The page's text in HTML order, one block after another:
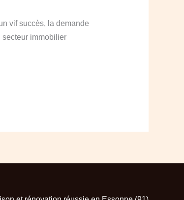
vif succès, la demande
immobilier